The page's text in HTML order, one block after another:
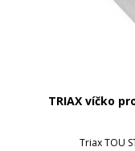
TRIAX víčko
Triax TOU